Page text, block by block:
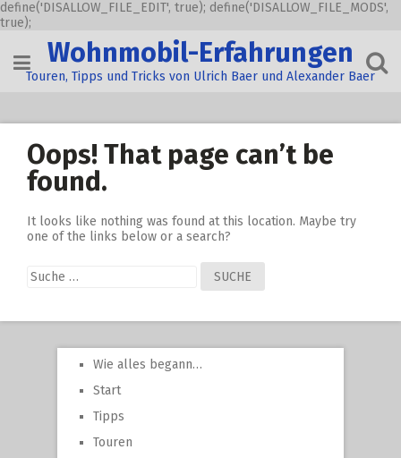
define('DISALLOW_FILE_EDIT', true); define('DISALLOW_FILE_MODS',
true);
content
Wohnmobil-Erfahrungen
Touren, Tipps und Tricks von Ulrich Baer und Alexander Baer
Oops! That page can’t be
found.
It looks like nothing was found at this location. Maybe try
one of the links below or a search?
Suche
nach:
Wie alles begann…
Start
Tipps
Touren